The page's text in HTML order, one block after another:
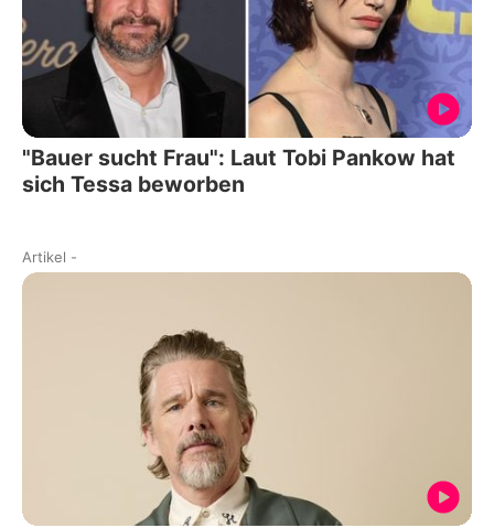
"Bauer sucht Frau": Laut Tobi Pankow hat
sich Tessa beworben
Artikel -